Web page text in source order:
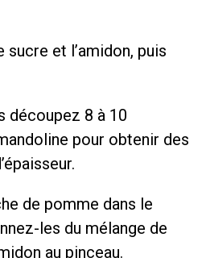
et l’amidon, puis
découpez 8 à 10
pour obtenir des
de pomme dans le
les du mélange de
au pinceau.